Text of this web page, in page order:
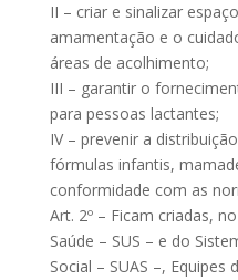
II – criar e sinalizar
amamentação e o
áreas de acolhimento;
III – garantir o
para pessoas lactantes;
IV – prevenir a
fórmulas infantis,
conformidade com as
Art. 2º – Ficam criadas,
Saúde – SUS – e do
Social – SUAS –, Equipes